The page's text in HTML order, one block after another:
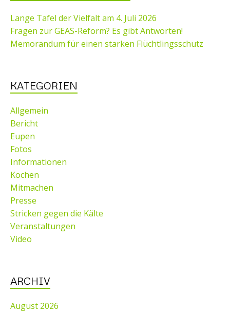
Lange Tafel der Vielfalt am 4. Juli 2026
Fragen zur GEAS-Reform? Es gibt Antworten!
Memorandum für einen starken Flüchtlingsschutz
KATEGORIEN
Allgemein
Bericht
Eupen
Fotos
Informationen
Kochen
Mitmachen
Presse
Stricken gegen die Kälte
Veranstaltungen
Video
ARCHIV
August 2026